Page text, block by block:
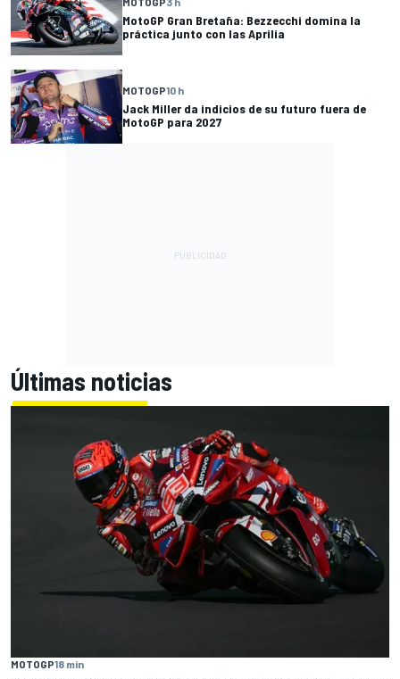
MotoGP Gran Bretaña: Bezzecchi domina la
práctica junto con las Aprilia
MOTOGP10 h
Jack Miller da indicios de su futuro fuera de
MotoGP para 2027
Últimas noticias
MOTOGP18 min